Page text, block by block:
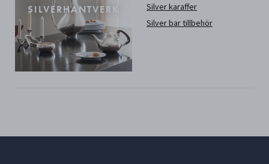
SILVERHANTVERK
Silver karaffer
Silver bar tillbehör